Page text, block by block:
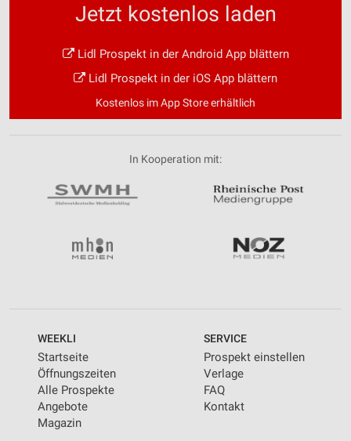
Jetzt kostenlos laden
Lidl Prospekt in der Android App blättern
Lidl Prospekt in der iOS App blättern
Kostenlos im App Store erhältlich
In Kooperation mit:
WEEKLI
Startseite
Öffnungszeiten
Alle Prospekte
Angebote
Magazin
SERVICE
Prospekt einstellen
Verlage
FAQ
Kontakt